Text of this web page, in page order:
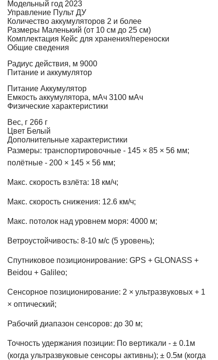
Модельный год 2023
Управление Пульт ДУ
Количество аккумуляторов 2 и более
Размеры Маленький (от 10 см до 25 см)
Комплектация Кейс для хранения/переноски
Общие сведения
Радиус действия, м 9000
Питание и аккумулятор
Питание Аккумулятор
Емкость аккумулятора, мАч 3100 мАч
Физические характеристики
Вес, г 266 г
Цвет Белый
Дополнительные характеристики
Размеры: транспортировочные - 145 × 85 × 56 мм;
полётные - 200 × 145 × 56 мм;
Макс. скорость взлёта: 18 км/ч;
Макс. скорость снижения: 12.6 км/ч;
Макс. потолок над уровнем моря: 4000 м;
Ветроустойчивость: 8-10 м/с (5 уровень);
Спутниковое позиционирование: GPS + GLONASS +
Beidou + Galileo;
Сенсорное позиционирование: 2 × ультразвуковых + 1
× оптический;
Рабочий диапазон сенсоров: до 30 м;
Точность удержания позиции: По вертикали - ± 0.1м
(когда ультразвуковые сенсоры активны); ± 0.5м (когда